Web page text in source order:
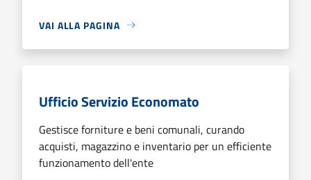
VAI ALLA PAGINA
Ufficio Servizio Economato
Gestisce forniture e beni comunali, curando
acquisti, magazzino e inventario per un efficiente
funzionamento dell'ente